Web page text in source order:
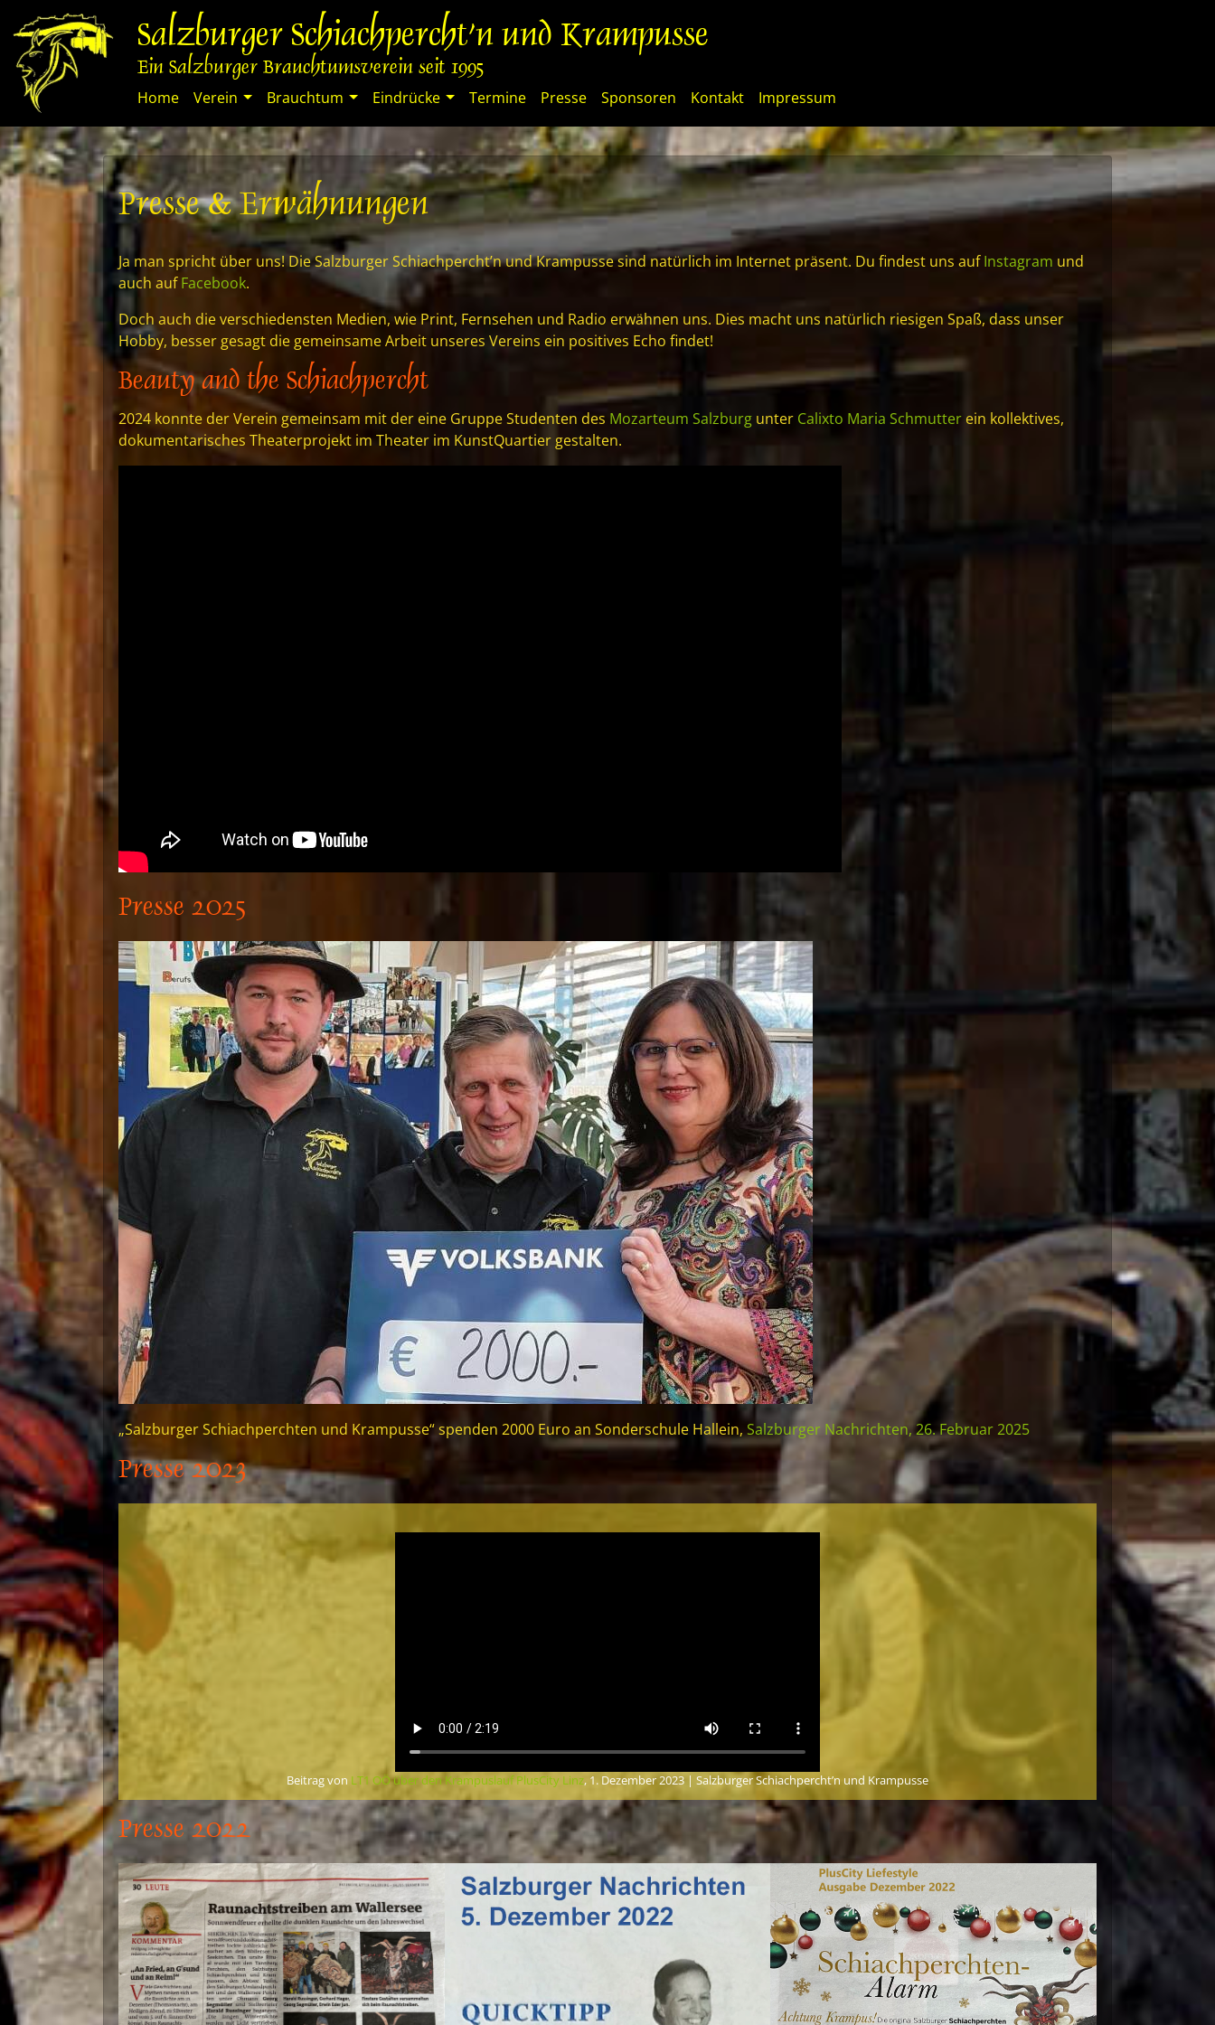
zum
Inhalt
Salzburger Schiachpercht'n und Krampusse
Ein Salzburger Brauchtumsverein seit 1995
Home Verein Brauchtum Eindrücke Termine Presse Sponsoren Kontakt Impressum
Presse & Erwähnungen
Ja man spricht über uns! Die Salzburger Schiachpercht’n und Krampusse sind natürlich im Internet präsent. Du findest uns aufInstagram und
auch aufFacebook.
Doch auch die verschiedensten Medien, wie Print, Fernsehen und Radio erwähnen uns. Dies macht uns natürlich riesigen Spaß, dass unser
Hobby, besser gesagt die gemeinsame Arbeit unseres Vereins ein positives Echo findet!
Beauty and the Schiachpercht
2024 konnte der Verein gemeinsam mit der eine Gruppe Studenten des Mozarteum Salzburg unter Calixto Maria Schmutter ein kollektives,
dokumentarisches Theaterprojekt im Theater im KunstQuartier gestalten.
Presse 2025
„Salzburger Schiachperchten und Krampusse“ spenden 2000 Euro an Sonderschule Hallein, Salzburger Nachrichten, 26. Februar 2025
Presse 2023
Beitrag von LT1 OÖ über den Krampuslauf PlusCity Linz, 1. Dezember 2023 | Salzburger Schiachpercht’n und Krampusse
Presse 2022